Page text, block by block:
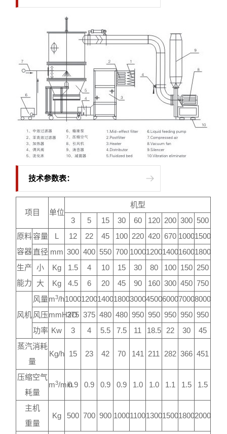
技术参数表：
项目 单位
机型
3
5 15 30 60 120 200 300 500
原料
容器
容量 L 12 22 45 100 220 420 670 10001500
直径 mm 300 400 550 700 10001200140016001800
生产
能力
小 Kg 1.5 4 10 15 30 80 100 150 250
大
Kg 4.5 6 20 45 90 160 300 450 750
风机
风量m3/h100012001400180030004500600070008000
风压mmH2O
375 375 480 480 950 950 950 950 950
功率 Kw 3 4 5.5 7.5 11 18.5 22 30
45
蒸汽消耗
量
Kg/h 15 23 42 70 141 211 282 366 451
压缩空气
耗量
m3/min0.9 0.9 0.9 0.9 1.0 1.0 1.1 1.5 1.5
主机
重量
Kg 500 700 900 100011001300150018002000